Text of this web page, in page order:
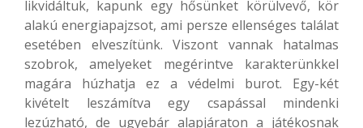
likvidáltuk, kapunk egy hősünket körülvevő, kör
alakú energiapajzsot, ami persze ellenséges találat
esetében elveszítünk. Viszont vannak hatalmas
szobrok, amelyeket megérintve karakterünkkel
magára húzhatja ez a védelmi burot. Egy-két
kivételt leszámítva egy csapással mindenki
lezúzható, de ugyebár alapjáraton a játékosnak